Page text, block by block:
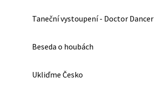
Taneční vystoupení - Doctor Dancer
Beseda o houbách
Ukliďme Česko